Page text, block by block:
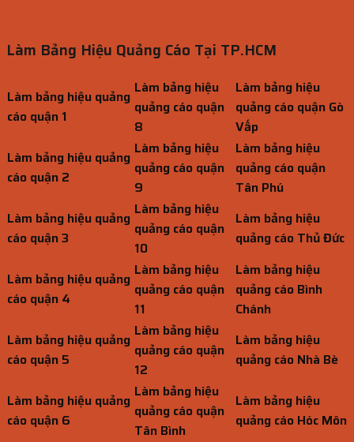
Làm Bảng Hiệu Quảng Cáo Tại TP.HCM
Làm bảng hiệu quảng
cáo quận 1
Làm bảng hiệu
quảng cáo quận
8
Làm bảng hiệu
quảng cáo quận Gò
Vấp
Làm bảng hiệu quảng
cáo quận 2
Làm bảng hiệu
quảng cáo quận
9
Làm bảng hiệu
quảng cáo quận
Tân Phú
Làm bảng hiệu quảng
cáo quận 3
Làm bảng hiệu
quảng cáo quận
10
Làm bảng hiệu
quảng cáo Thủ Đức
Làm bảng hiệu quảng
cáo quận 4
Làm bảng hiệu
quảng cáo quận
11
Làm bảng hiệu
quảng cáo Bình
Chánh
Làm bảng hiệu quảng
cáo quận 5
Làm bảng hiệu
quảng cáo quận
12
Làm bảng hiệu
quảng cáo Nhà Bè
Làm bảng hiệu quảng
cáo quận 6
Làm bảng hiệu
quảng cáo quận
Tân Bình
Làm bảng hiệu
quảng cáo Hóc Môn